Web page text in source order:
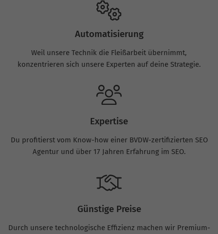
Automatisierung
Weil unsere Technik die Fleißarbeit übernimmt,
konzentrieren sich unsere Experten auf deine Strategie.
Expertise
Du profitierst vom Know-how einer BVDW-zertifizierten SEO
Agentur und über 17 Jahren Erfahrung im SEO.
Günstige Preise
Durch unsere technologische Effizienz machen wir Premium-